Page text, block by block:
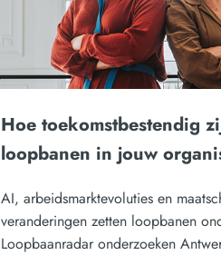
Hoe toekomstbestendig
loopbanen in jouw
AI, arbeidsmarktevoluties en
veranderingen zetten loopbanen
Loopbaanradar onderzoeken